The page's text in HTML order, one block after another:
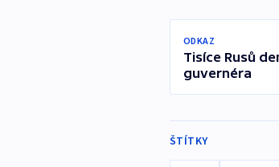
ODKAZ
Tisíce Rusů
guvernéra
ŠTÍTKY